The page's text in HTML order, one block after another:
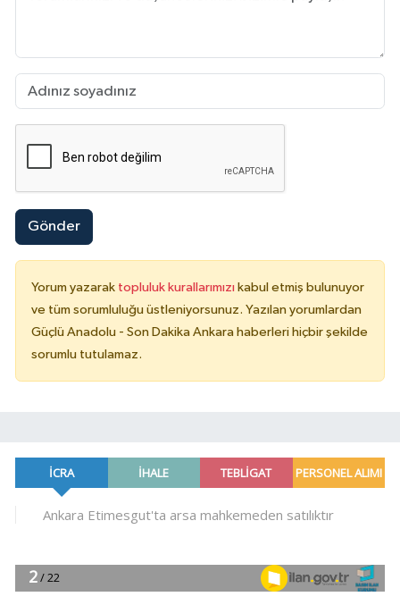
Gönder
Yorum yazarak topluluk kurallarımızı kabul etmiş bulunuyor
ve tüm sorumluluğu üstleniyorsunuz. Yazılan yorumlardan
Güçlü Anadolu - Son Dakika Ankara haberleri hiçbir şekilde
sorumlu tutulamaz.